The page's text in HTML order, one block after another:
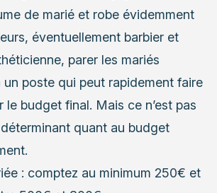
de marié et robe évidemment
éventuellement barbier et
parer les mariés
un poste qui peut rapidement faire
le budget final. Mais ce n’est pas
quant au budget
: comptez au minimum 250€ et